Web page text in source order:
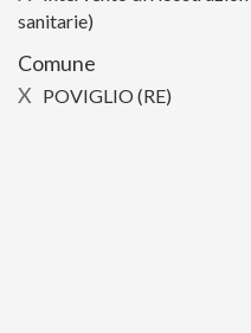
sanitarie)
Comune
X POVIGLIO (RE)